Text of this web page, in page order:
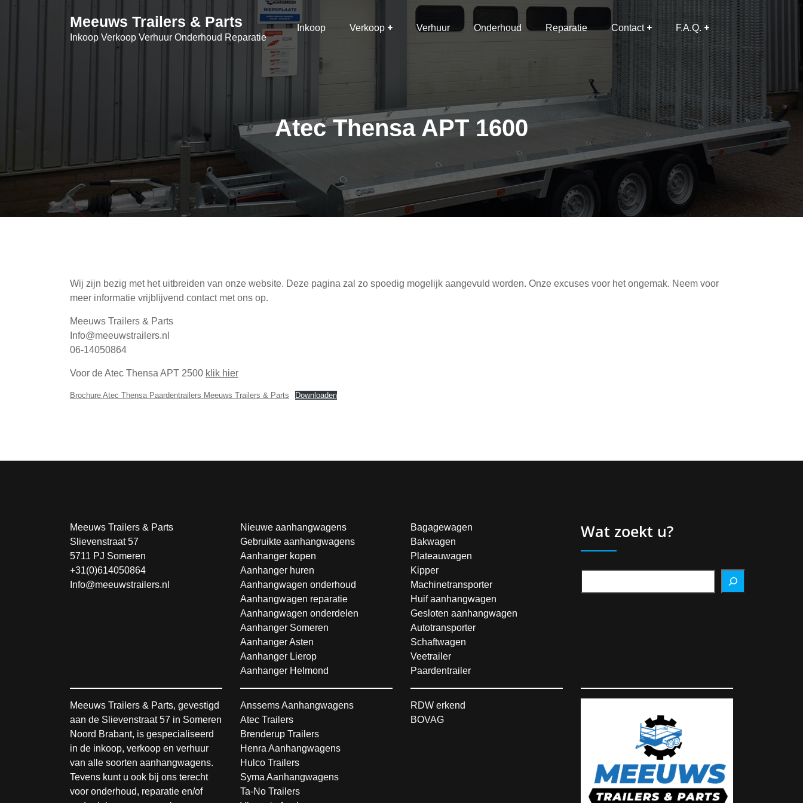
Skip
Meeuws Trailers & Parts
Inkoop Verkoop Verhuur Onderhoud Reparatie
Inkoop Verkoop Verhuur Onderhoud Reparatie Contact F.A.Q.
Atec Thensa APT 1600
Wij zijn bezig met het uitbreiden van onze website. Deze pagina zal zo spoedig mogelijk aangevuld worden. Onze excuses voor het ongemak. Neem voor
meer informatie vrijblijvend contact met ons op.
Meeuws Trailers & Parts
Info@meeuwstrailers.nl
06-14050864
Voor de Atec Thensa APT 2500 klik hier
Brochure Atec Thensa Paardentrailers Meeuws Trailers & Parts Downloaden
Meeuws Trailers & Parts
Slievenstraat 57
5711 PJ Someren
+31(0)614050864
Info@meeuwstrailers.nl
Nieuwe aanhangwagens
Gebruikte aanhangwagens
Aanhanger kopen
Aanhanger huren
Aanhangwagen onderhoud
Aanhangwagen reparatie
Aanhangwagen onderdelen
Aanhanger Someren
Aanhanger Asten
Aanhanger Lierop
Aanhanger Helmond
Bagagewagen
Bakwagen
Plateauwagen
Kipper
Machinetransporter
Huif aanhangwagen
Gesloten aanhangwagen
Autotransporter
Schaftwagen
Veetrailer
Paardentrailer
Wat zoekt u?
Meeuws Trailers & Parts, gevestigd
aan de Slievenstraat 57 in Someren
Noord Brabant, is gespecialiseerd
in de inkoop, verkoop en verhuur
van alle soorten aanhangwagens.
Tevens kunt u ook bij ons terecht
voor onderhoud, reparatie en/of
Anssems Aanhangwagens
Atec Trailers
Brenderup Trailers
Henra Aanhangwagens
Hulco Trailers
Syma Aanhangwagens
Ta-No Trailers
RDW erkend
BOVAG